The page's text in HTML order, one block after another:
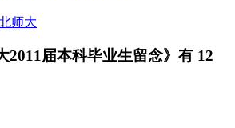
师大
2011届本科毕业生留念》有 12